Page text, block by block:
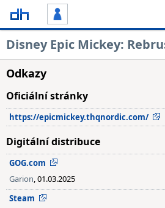
Disney Epic Mickey:
Odkazy
Oficiální stránky
https://epicmickey.thqnordic.com/
Digitální distribuce
GOG.com
Garion, 01.03.2025
Steam